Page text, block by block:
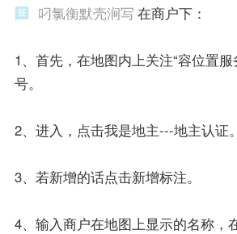
叼氯衡默壳涧写 在商户下：
1、首先，在地图内上关注“容位置服
号。
2、进入，点击我是地主---地主认证。
3、若新增的话点击新增标注。
4、输入商户在地图上显示的名称，